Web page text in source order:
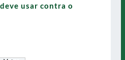
usar contra o